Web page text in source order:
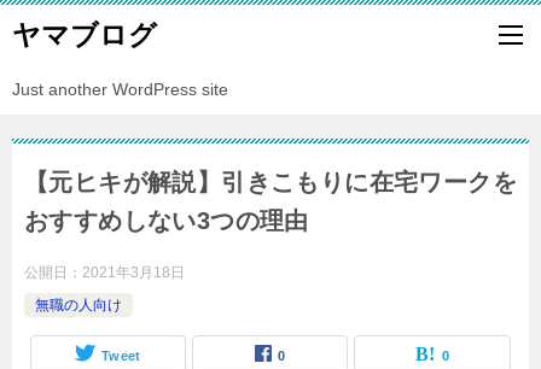
ヤマブログ
Just another WordPress site
【元ヒキが解説】引きこもりに在宅ワークを
おすすめしない3つの理由
公開日： 2021年3月18日
無職の人向け
Tweet 0 0